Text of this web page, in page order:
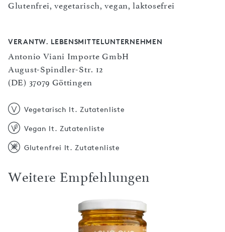
Glutenfrei, vegetarisch, vegan, laktosefrei
VERANTW. LEBENSMITTELUNTERNEHMEN
Antonio Viani Importe GmbH
August-Spindler-Str. 12
(DE) 37079 Göttingen
Vegetarisch lt. Zutatenliste
Vegan lt. Zutatenliste
Glutenfrei lt. Zutatenliste
Weitere Empfehlungen